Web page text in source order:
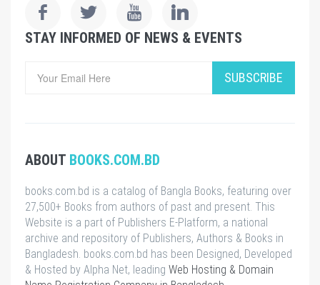
STAY INFORMED OF NEWS & EVENTS
SUBSCRIBE
ABOUT BOOKS.COM.BD
books.com.bd is a catalog of Bangla Books, featuring over
27,500+ Books from authors of past and present. This
Website is a part of Publishers E-Platform, a national
archive and repository of Publishers, Authors & Books in
Bangladesh. books.com.bd has been Designed, Developed
& Hosted by Alpha Net, leading Web Hosting & Domain